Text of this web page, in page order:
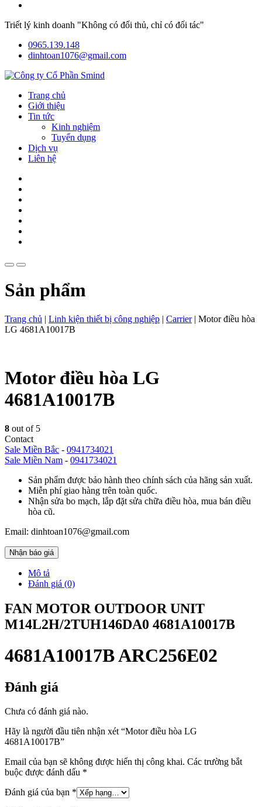
Triết lý kinh doanh "Không có đối thủ, chỉ có đối tác"
0965.139.148
dinhtoan1076@gmail.com
Trang chủ
Giới thiệu
Tin tức
Kinh nghiệm
Tuyển dụng
Dịch vụ
Liên hệ
Sản phẩm
Trang chủ | Linh kiện thiết bị công nghiệp | Carrier| Motor điều hòa
LG 4681A10017B
Motor điều hòa LG
4681A10017B
8 out of 5
Contact
Sale Miền Bắc - 0941734021
Sale Miền Nam - 0941734021
Sản phẩm được bảo hành theo chính sách của hãng sản xuất.
Miễn phí giao hàng trên toàn quốc.
Nhận sửa bo mạch, lắp đặt sửa chữa điều hòa, mua bán điều
hòa cũ.
Email: dinhtoan1076@gmail.com
Nhận báo giá
Mô tả
Đánh giá (0)
FAN MOTOR OUTDOOR UNIT
M14L2H/2TUH146DA0 4681A10017B
4681A10017B ARC256E02
Đánh giá
Chưa có đánh giá nào.
Hãy là người đầu tiên nhận xét “Motor điều hòa LG
4681A10017B”
Email của bạn sẽ không được hiển thị công khai. Các trường bắt
buộc được đánh dấu *
Đánh giá của bạn *